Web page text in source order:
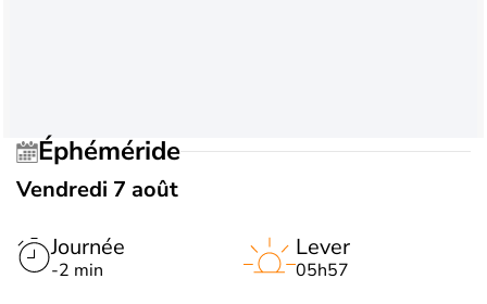
Éphéméride
Vendredi 7 août
Journée
-2 min
Lever
05h57